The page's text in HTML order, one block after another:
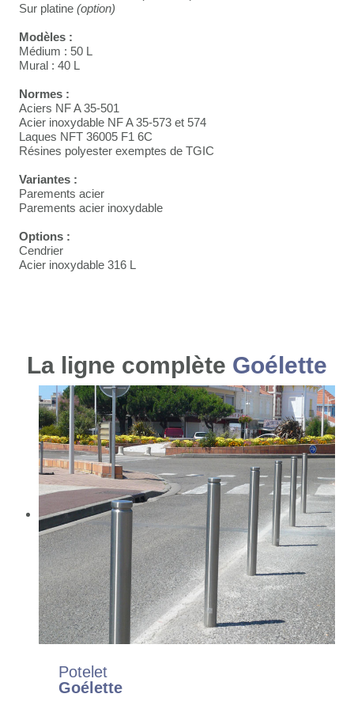
Sur platine(option)
Modèles :
Médium : 50 L
Mural : 40 L
Normes :
Aciers NF A 35-501
Acier inoxydable NF A 35-573 et 574
Laques NFT 36005 F1 6C
Résines polyester exemptes de TGIC
Variantes :
Parements acier
Parements acier inoxydable
Options :
Cendrier
Acier inoxydable 316 L
La ligne complète Goélette
Potelet
Goélette